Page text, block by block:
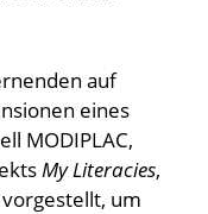
auf
eines
MODIPLAC,
My Literacies,
um